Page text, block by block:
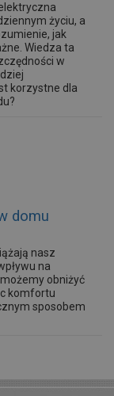
życiu, a
jak
Wiedza ta
w
korzystne dla
domu
nasz
na
obniżyć
komfortu
sposobem